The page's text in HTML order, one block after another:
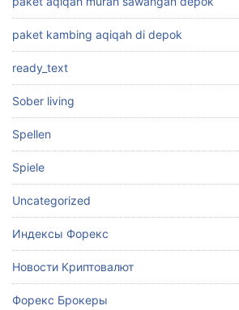
paket kambing aqiqah di depok
ready_text
Sober living
Spellen
Spiele
Uncategorized
Индексы Форекс
Новости Криптовалют
Форекс Брокеры